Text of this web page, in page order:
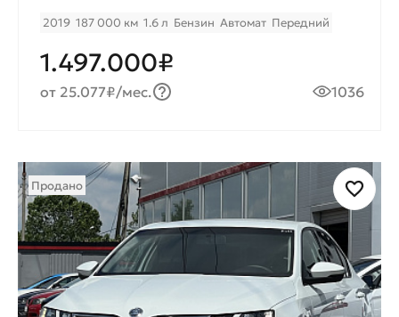
2019 187 000 км 1.6 л Бензин Автомат Передний
1.497.000₽
от 25.077₽/мес. 1036
Продано